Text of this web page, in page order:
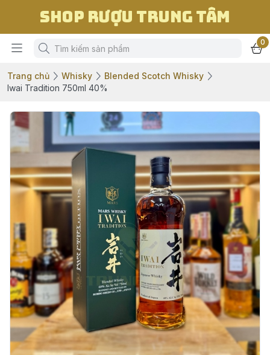
Shop Rượu Trung Tâm
0
Trang chủ Whisky
Blended Scotch Whisky
Iwai Tradition 750ml 40%